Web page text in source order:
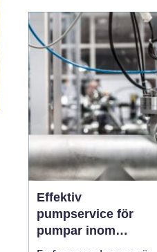
lättare att planera, växa
och fatta beslut med
mindre stress. För
företag i Karlskrona
spelar valet av
redovisningsbyrå en stor
roll fö...
Effektiv
pumpservice för
pumpar inom
industrin